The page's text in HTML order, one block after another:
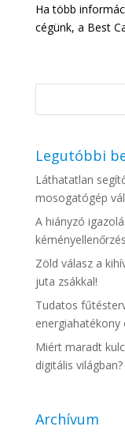
Ha több
cégünk, a Best
Legutóbbi
Láthatatlan
mosogatógép
A hiányzó
Zöld válasz a
juta zsákkal!
Tudatos
Miért maradt
digitális világban?
Archívum